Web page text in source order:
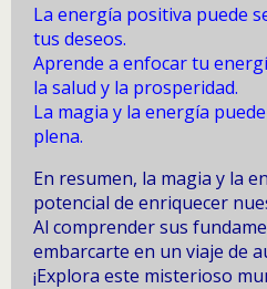
La energía positiva puede
tus deseos.
Aprende a enfocar tu
la salud y la prosperidad.
La magia y la energía
plena.
En resumen, la magia y la
potencial de enriquecer
Al comprender sus
embarcarte en un viaje de
¡Explora este misterioso